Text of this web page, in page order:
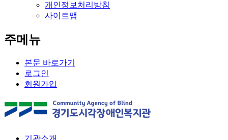
개인정보처리방침
사이트맵
주메뉴
본문 바로가기
로그인
회원가입
기관소개